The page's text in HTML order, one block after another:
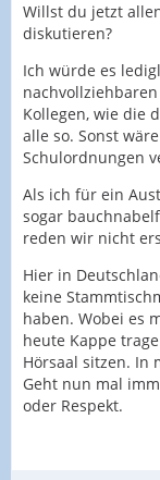
Willst du jetzt
diskutieren?
Ich würde es
Kollegen, wie die
alle so. Sonst
Schulordnungen
Als ich für ein
sogar
reden wir nicht
Hier in
keine
haben. Wobei es
heute Kappe
Hörsaal sitzen. In
Geht nun mal
oder Respekt.